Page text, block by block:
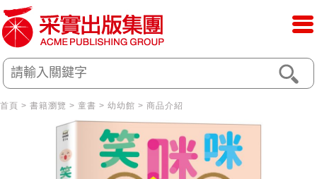
首頁 > 書籍瀏覽 > 童書 > 幼幼館 > 商品介紹